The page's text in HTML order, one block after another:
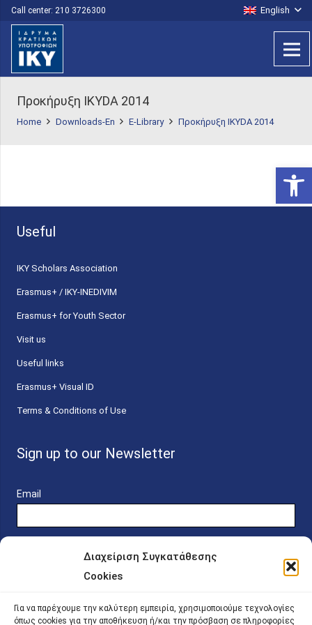
Διαχείριση Συγκατάθεσης
Cookies
Για να παρέχουμε την καλύτερη εμπειρία, χρησιμοποιούμε τεχνολογίες
όπως cookies για την αποθήκευση ή/και την πρόσβαση σε πληροφορίες
Call center: 210 3726300 English
Προκήρυξη ΙΚΥDA 2014
Home Downloads-En E-Library Προκήρυξη ΙΚΥDA 2014
Useful
ΙΚΥ Scholars Association
Erasmus+ / IKY-INEDIVIM
Erasmus+ for Youth Sector
Visit us
Useful links
Erasmus+ Visual ID
Terms & Conditions of Use
Sign up to our Newsletter
Email
Online Platform for Scholarship Candidates